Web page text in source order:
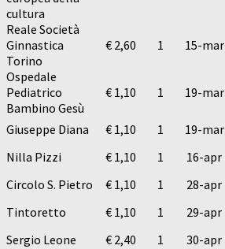
cultura
Reale Società
Ginnastica
Torino
€ 2,60 1 15-mar
Ospedale
Pediatrico
Bambino Gesù
€ 1,10 1 19-mar
Giuseppe Diana € 1,10 1 19-mar
Nilla Pizzi
€ 1,10 1 16-apr
Circolo S. Pietro
€ 1,10 1 28-apr
Tintoretto
€ 1,10 1 29-apr
Sergio Leone
€ 2,40 1 30-apr